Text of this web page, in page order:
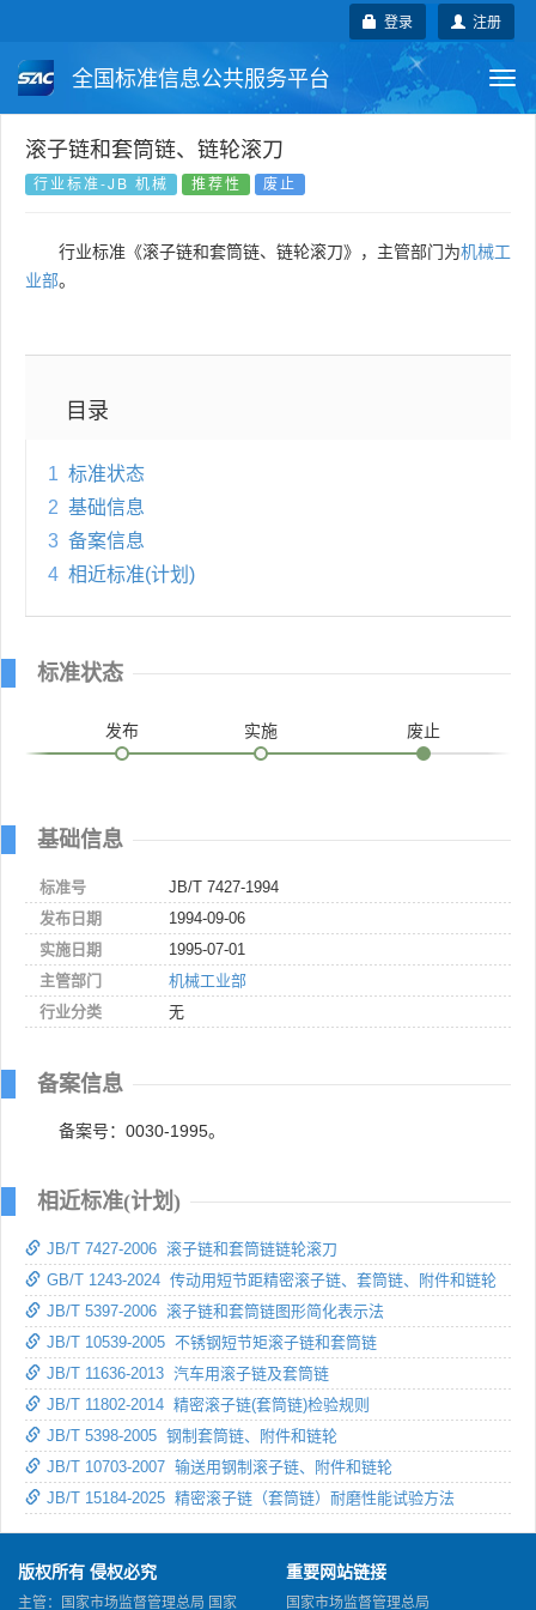
注册
登录
全国标准信息公共服务平台
国家标准 行业标准
国外标准 技术委员会
滚子链和套筒链、链轮滚刀
行业标准-JB 机械 推荐性 废止
行业标准《滚子链和套筒链、链轮滚刀》，主管部门为机械工
业部。
目录
1 标准状态
2 基础信息
3 备案信息
4 相近标准(计划)
标准状态
发布 实施 废止
基础信息
标准号
JB/T 7427-1994
发布日期
1994-09-06
实施日期
1995-07-01
主管部门
机械工业部
行业分类
无
备案信息
备案号：0030-1995。
相近标准(计划)
JB/T 7427-2006 滚子链和套筒链链轮滚刀
GB/T 1243-2024 传动用短节距精密滚子链、套筒链、附件和链轮
JB/T 5397-2006 滚子链和套筒链图形简化表示法
JB/T 10539-2005 不锈钢短节矩滚子链和套筒链
JB/T 11636-2013 汽车用滚子链及套筒链
JB/T 11802-2014 精密滚子链(套筒链)检验规则
JB/T 5398-2005 钢制套筒链、附件和链轮
JB/T 10703-2007 输送用钢制滚子链、附件和链轮
JB/T 15184-2025 精密滚子链（套筒链）耐磨性能试验方法
版权所有 侵权必究
主管：国家市场监督管理总局 国家
重要网站链接
国家市场监督管理总局